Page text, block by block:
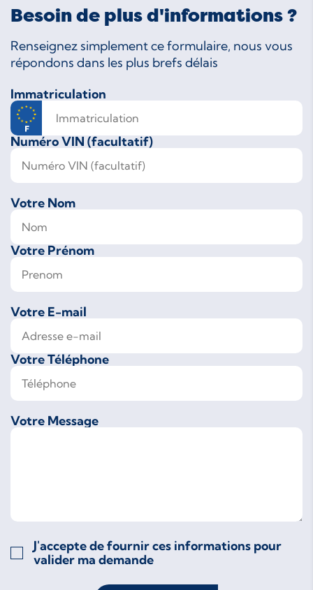
Besoin de plus d'informations ?
Renseignez simplement ce formulaire, nous vous
répondons dans les plus brefs délais
Immatriculation
Numéro VIN (facultatif)
Votre Nom
Votre Prénom
Votre E-mail
Votre Téléphone
Votre Message
J'accepte de fournir ces informations pour
valider ma demande